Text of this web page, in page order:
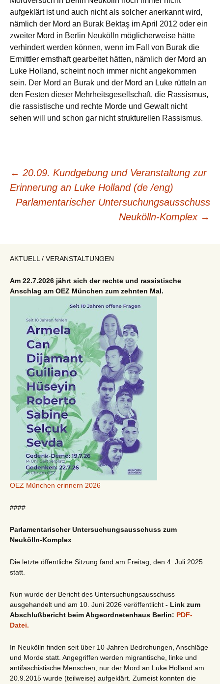
aufgeklärt ist und auch nicht als solcher anerkannt wird,
nämlich der Mord an Burak Bektaş im April 2012 oder ein
zweiter Mord in Berlin Neukölln möglicherweise hätte
verhindert werden können, wenn im Fall von Burak die
Ermittler ernsthaft gearbeitet hätten, nämlich der Mord an
Luke Holland, scheint noch immer nicht angekommen
sein. Der Mord an Burak und der Mord an Luke rütteln an
den Festen dieser Mehrheitsgesellschaft, die Rassismus,
die rassistische und rechte Morde und Gewalt nicht
sehen will und schon gar nicht strukturellen Rassismus.
Beitragsnavigation
← 20.09. Kundgebung und Veranstaltung zur
Erinnerung an Luke Holland (de /eng)
Parlamentarischer Untersuchungsausschuss
Neukölln-Komplex →
AKTUELL / VERANSTALTUNGEN
Am 22.7.2026 jährt sich der rechte und rassistische
Anschlag am OEZ München zum zehnten Mal.
OEZ München erinnern 2026
####
Parlamentarischer Untersuchungsausschuss zum
Neukölln-Komplex
Die letzte öffentliche Sitzung fand am Freitag, den 4. Juli 2025
statt.
Nun wurde der Bericht des Untersuchungsausschuss
ausgehandelt und am 10. Juni 2026 veröffentlicht - Link zum
Abschlußbericht beim Abgeordnetenhaus Berlin: PDF-
Datei.
In Neukölln finden seit über 10 Jahren Bedrohungen, Anschläge
und Morde statt. Angegriffen werden migrantische, linke und
antifaschistische Menschen, nur der Mord an Luke Holland am
20.9.2015 wurde (teilweise) aufgeklärt. Zumeist konnten die